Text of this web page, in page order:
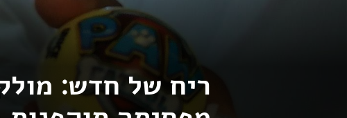
ריח של חדש: